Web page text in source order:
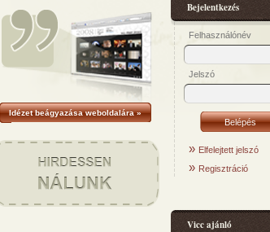
Idézet beágyazása weboldalára »
Bejelentkezés
Felhasználónév
Jelszó
» Elfelejtett jelszó
» Regisztráció
Vicc ajánló